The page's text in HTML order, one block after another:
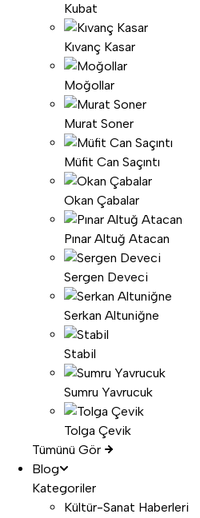
Kubat
Kıvanç Kasar
Moğollar
Murat Soner
Müfit Can Saçıntı
Okan Çabalar
Pınar Altuğ Atacan
Sergen Deveci
Serkan Altuniğne
Stabil
Sumru Yavrucuk
Tolga Çevik
Tümünü Gör
Blog
Kategoriler
Kültür-Sanat Haberleri